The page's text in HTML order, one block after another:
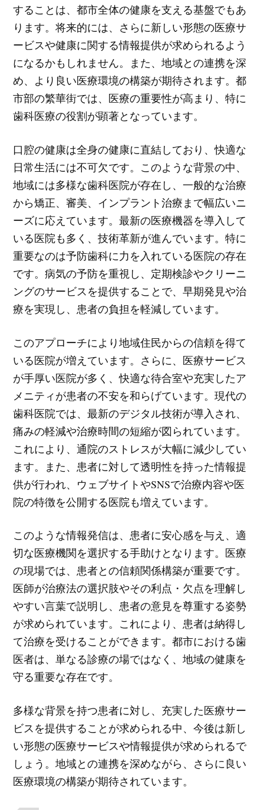
することは、都市全体の健康を支える基盤でもあ
ります。将来的には、さらに新しい形態の医療サ
ービスや健康に関する情報提供が求められるよう
になるかもしれません。また、地域との連携を深
め、より良い医療環境の構築が期待されます。都
市部の繁華街では、医療の重要性が高まり、特に
歯科医療の役割が顕著となっています。
口腔の健康は全身の健康に直結しており、快適な
日常生活には不可欠です。このような背景の中、
地域には多様な歯科医院が存在し、一般的な治療
から矯正、審美、インプラント治療まで幅広いニ
ーズに応えています。最新の医療機器を導入して
いる医院も多く、技術革新が進んでいます。特に
重要なのは予防歯科に力を入れている医院の存在
です。病気の予防を重視し、定期検診やクリーニ
ングのサービスを提供することで、早期発見や治
療を実現し、患者の負担を軽減しています。
このアプローチにより地域住民からの信頼を得て
いる医院が増えています。さらに、医療サービス
が手厚い医院が多く、快適な待合室や充実したア
メニティが患者の不安を和らげています。現代の
歯科医院では、最新のデジタル技術が導入され、
痛みの軽減や治療時間の短縮が図られています。
これにより、通院のストレスが大幅に減少してい
ます。また、患者に対して透明性を持った情報提
供が行われ、ウェブサイトやSNSで治療内容や医
院の特徴を公開する医院も増えています。
このような情報発信は、患者に安心感を与え、適
切な医療機関を選択する手助けとなります。医療
の現場では、患者との信頼関係構築が重要です。
医師が治療法の選択肢やその利点・欠点を理解し
やすい言葉で説明し、患者の意見を尊重する姿勢
が求められています。これにより、患者は納得し
て治療を受けることができます。都市における歯
医者は、単なる診療の場ではなく、地域の健康を
守る重要な存在です。
多様な背景を持つ患者に対し、充実した医療サー
ビスを提供することが求められる中、今後は新し
い形態の医療サービスや情報提供が求められるで
しょう。地域との連携を深めながら、さらに良い
医療環境の構築が期待されています。